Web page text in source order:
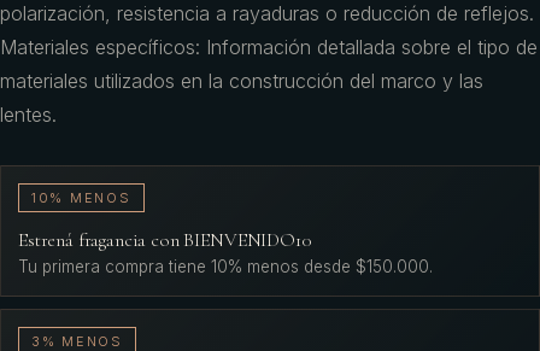
polarización, resistencia a rayaduras o reducción de reflejos.
Materiales específicos: Información detallada sobre el tipo de
materiales utilizados en la construcción del marco y las
lentes.
10% MENOS
Estrená fragancia con BIENVENIDO10
Tu primera compra tiene 10% menos desde $150.000.
3% MENOS